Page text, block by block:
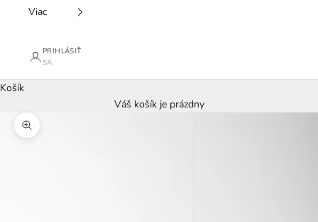
Viac
PRIHLÁSIŤ
SA
Košík
Váš košík je prázdny
Priblížiť